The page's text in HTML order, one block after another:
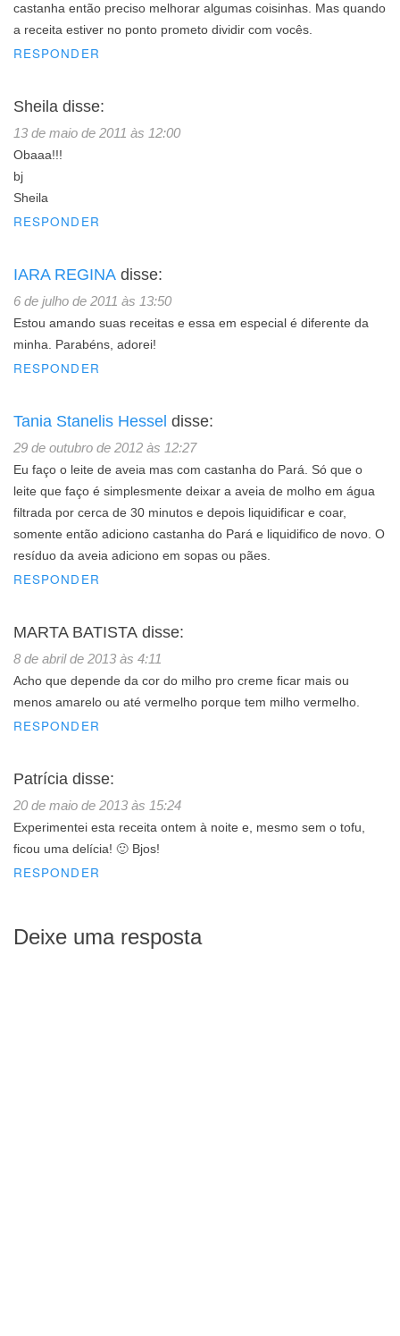
castanha então preciso melhorar algumas coisinhas. Mas quando
a receita estiver no ponto prometo dividir com vocês.
RESPONDER
Sheila disse:
13 de maio de 2011 às 12:00
Obaaa!!!
bj
Sheila
RESPONDER
IARA REGINA disse:
6 de julho de 2011 às 13:50
Estou amando suas receitas e essa em especial é diferente da
minha. Parabéns, adorei!
RESPONDER
Tania Stanelis Hessel disse:
29 de outubro de 2012 às 12:27
Eu faço o leite de aveia mas com castanha do Pará. Só que o
leite que faço é simplesmente deixar a aveia de molho em água
filtrada por cerca de 30 minutos e depois liquidificar e coar,
somente então adiciono castanha do Pará e liquidifico de novo. O
resíduo da aveia adiciono em sopas ou pães.
RESPONDER
MARTA BATISTA disse:
8 de abril de 2013 às 4:11
Acho que depende da cor do milho pro creme ficar mais ou
menos amarelo ou até vermelho porque tem milho vermelho.
RESPONDER
Patrícia disse:
20 de maio de 2013 às 15:24
Experimentei esta receita ontem à noite e, mesmo sem o tofu,
ficou uma delícia! 🙂 Bjos!
RESPONDER
Deixe uma resposta